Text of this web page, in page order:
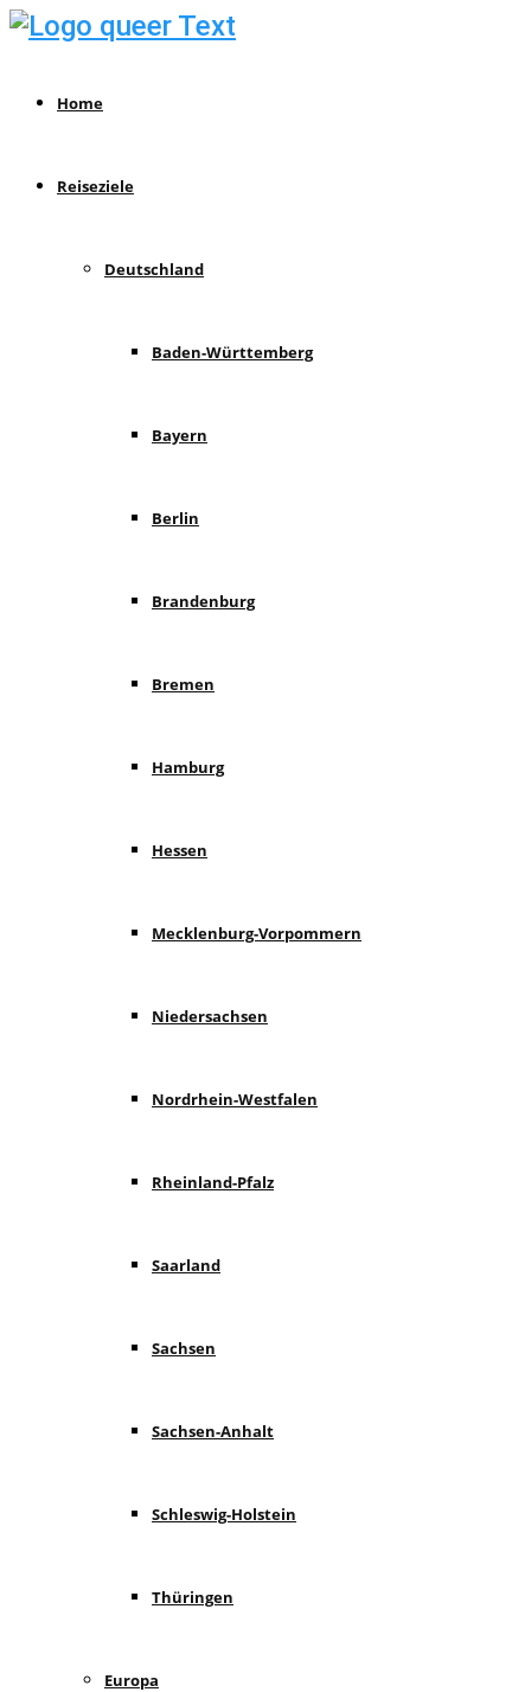
Home
Reiseziele
Deutschland
Baden-Württemberg
Bayern
Berlin
Brandenburg
Bremen
Hamburg
Hessen
Mecklenburg-Vorpommern
Niedersachsen
Nordrhein-Westfalen
Rheinland-Pfalz
Saarland
Sachsen
Sachsen-Anhalt
Schleswig-Holstein
Thüringen
Europa